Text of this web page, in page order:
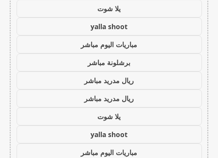
يلا شوت
yalla shoot
مباريات اليوم مباشر
برشلونة مباشر
ريال مدريد مباشر
ريال مدريد مباشر
يلا شوت
yalla shoot
مباريات اليوم مباشر